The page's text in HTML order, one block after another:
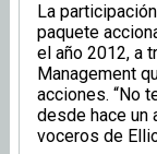
La
paquete
el año 2012, a
Management
acciones. “No
desde hace un
voceros de